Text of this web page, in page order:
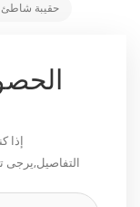
حقيبة شاطئ
إذا
التفاصيل,يرجى